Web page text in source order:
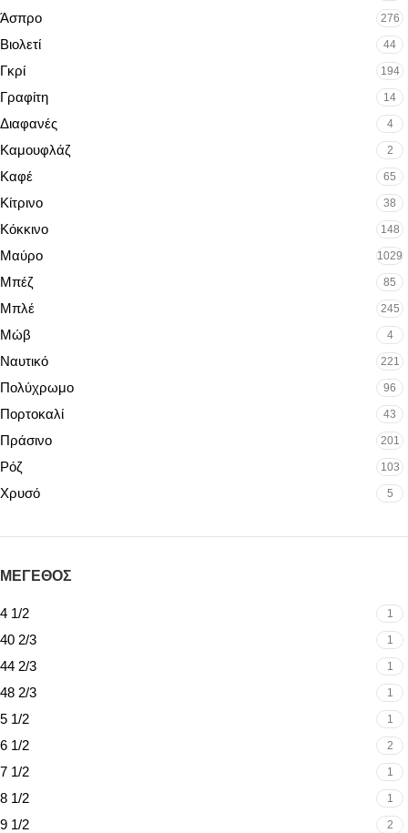
Άσπρο 276
Βιολετί 44
Γκρί 194
Γραφίτη 14
Διαφανές 4
Καμουφλάζ 2
Καφέ 65
Κίτρινο 38
Κόκκινο 148
Μαύρο 1029
Μπέζ 85
Μπλέ 245
Μώβ 4
Ναυτικό 221
Πολύχρωμο 96
Πορτοκαλί 43
Πράσινο 201
Ρόζ 103
Χρυσό 5
ΜΕΓΕΘΟΣ
4 1/2 1
40 2/3 1
44 2/3 1
48 2/3 1
5 1/2 1
6 1/2 2
7 1/2 1
8 1/2 1
9 1/2 2